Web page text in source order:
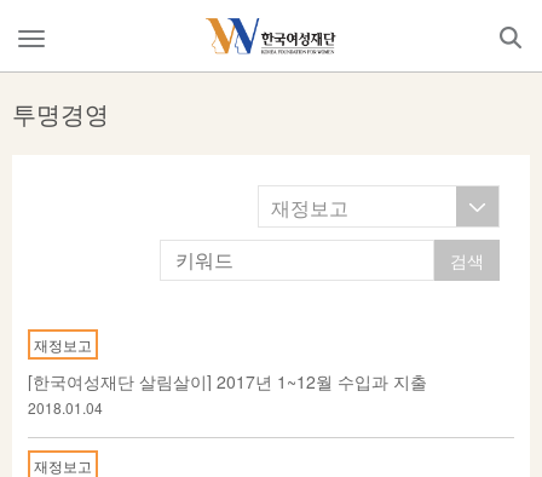
메
뉴
기
투명경영
재정보고
재정보고
[한국여성재단 살림살이] 2017년 1~12월 수입과 지출
2018.01.04
재정보고